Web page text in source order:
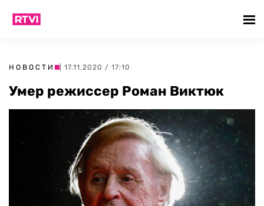
НОВОСТИ | 17.11.2020 / 17:10
Умер режиссер Роман Виктюк